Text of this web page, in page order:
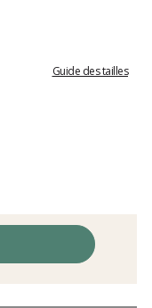
Guide des tailles